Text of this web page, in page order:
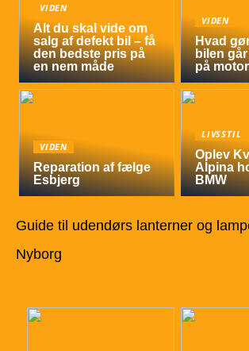
VIDEN
Alt du skal vide om
salg af defekt bil – få
den bedste pris på
en nem måde
VIDEN
Hvad
bilen
på
VIDEN
Reparation af fælge
Esbjerg
LIVSSTIL
Oplev
Alpina
BMW
Guide til udendørs lanterner og
Nyborg